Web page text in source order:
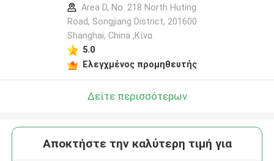
Area D, No. 218 North Huting
Road, Songjiang District, 201600
Shanghai, China ,Κίνα
5.0
Ελεγχμένος προμηθευτής
Δείτε περισσότερων
Αποκτήστε την καλύτερη τιμή για